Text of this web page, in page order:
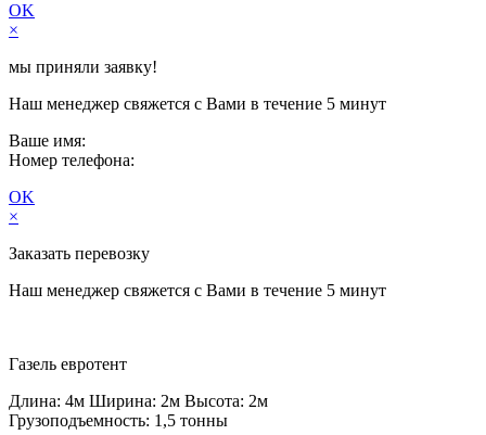
OK
×
мы приняли заявку!
Наш менеджер свяжется с Вами в течение 5 минут
Ваше имя:
Номер телефона:
OK
×
Заказать перевозку
Наш менеджер свяжется с Вами в течение 5 минут
Газель евротент
Длина: 4м Ширина: 2м Высота: 2м
Грузоподъемность: 1,5 тонны